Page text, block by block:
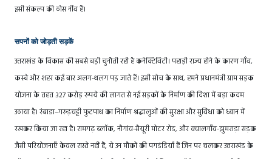
इसी संकल्प की ठोस नींव हैं।
सपनों को जोड़ती सड़कें
उत्तराखंड के विकास की सबसे बड़ी चुनौती रही है कनेक्टिविटी। पहाड़ी राज्य होने के कारण गाँव,
कस्बे और शहर कई बार अलग-थलग पड़ जाते हैं। इसी सोच के साथ, हमने प्रधानमंत्री ग्राम सड़क
योजना के तहत 327 करोड़ रुपये की लागत से नई सड़कों के निर्माण की दिशा में बड़ा कदम
उठाया है। रंबाडा–गरुड़चट्टी फुटपाथ का निर्माण श्रद्धालुओं की सुरक्षा और सुविधा को ध्यान में
रखकर किया जा रहा है। रामगढ़ ब्लॉक, नौगांव-सैयूरी मोटर रोड, और क्वालगाँव-झुमराड़ा सड़क
जैसी परियोजनाएँ केवल रास्ते नहीं हैं, ये उन मौकों की पगडंडियाँ हैं जिन पर चलकर उत्तराखंड के